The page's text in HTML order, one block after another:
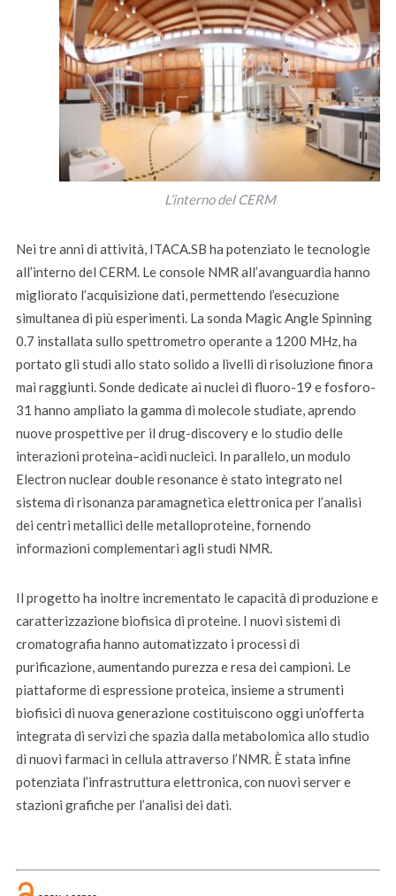
L’interno del CERM
Nei tre anni di attività, ITACA.SB ha potenziato le tecnologie
all’interno del CERM. Le console NMR all’avanguardia hanno
migliorato l’acquisizione dati, permettendo l’esecuzione
simultanea di più esperimenti. La sonda Magic Angle Spinning
0.7 installata sullo spettrometro operante a 1200 MHz, ha
portato gli studi allo stato solido a livelli di risoluzione finora
mai raggiunti. Sonde dedicate ai nuclei di fluoro-19 e fosforo-
31 hanno ampliato la gamma di molecole studiate, aprendo
nuove prospettive per il drug-discovery e lo studio delle
interazioni proteina–acidi nucleici. In parallelo, un modulo
Electron nuclear double resonance è stato integrato nel
sistema di risonanza paramagnetica elettronica per l’analisi
dei centri metallici delle metalloproteine, fornendo
informazioni complementari agli studi NMR.
Il progetto ha inoltre incrementato le capacità di produzione e
caratterizzazione biofisica di proteine. I nuovi sistemi di
cromatografia hanno automatizzato i processi di
purificazione, aumentando purezza e resa dei campioni. Le
piattaforme di espressione proteica, insieme a strumenti
biofisici di nuova generazione costituiscono oggi un’offerta
integrata di servizi che spazia dalla metabolomica allo studio
di nuovi farmaci in cellula attraverso l’NMR. È stata infine
potenziata l’infrastruttura elettronica, con nuovi server e
stazioni grafiche per l’analisi dei dati.